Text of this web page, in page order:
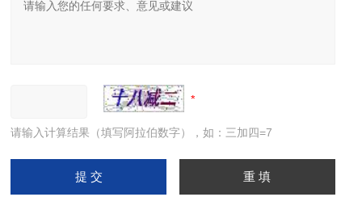
请输入计算结果（填写阿拉伯数字），如：三加四=7